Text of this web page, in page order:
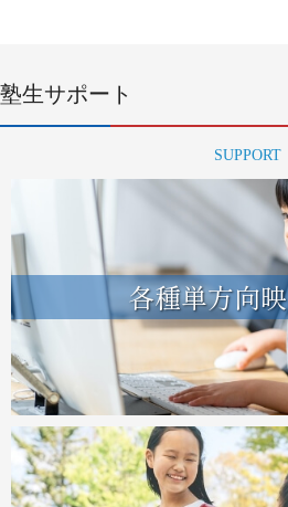
塾生サポート
SUPPORT
各種単方向